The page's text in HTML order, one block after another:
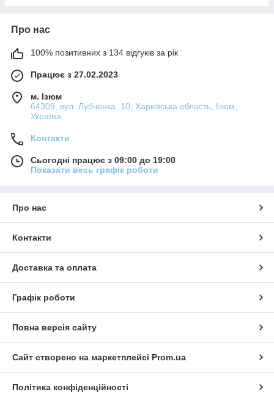
Про нас
100% позитивних з 134 відгуків за рік
Працює з 27.02.2023
м. Ізюм
64309, вул. Лубченка, 10, Харківська область, Ізюм,
Україна
Контакти
Сьогодні працює з 09:00 до 19:00
Показати весь графік роботи
Про нас
Контакти
Доставка та оплата
Графік роботи
Повна версія сайту
Сайт створено на маркетплейсі Prom.ua
Політика конфіденційності